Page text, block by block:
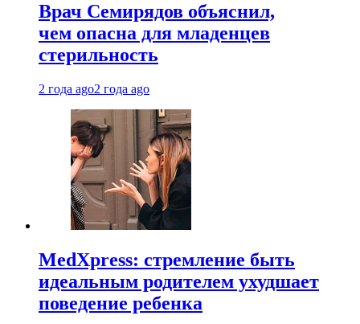
Врач Семирядов объяснил,
чем опасна для младенцев
стерильность
2 года ago2 года ago
MedXpress: стремление быть
идеальным родителем ухудшает
поведение ребенка